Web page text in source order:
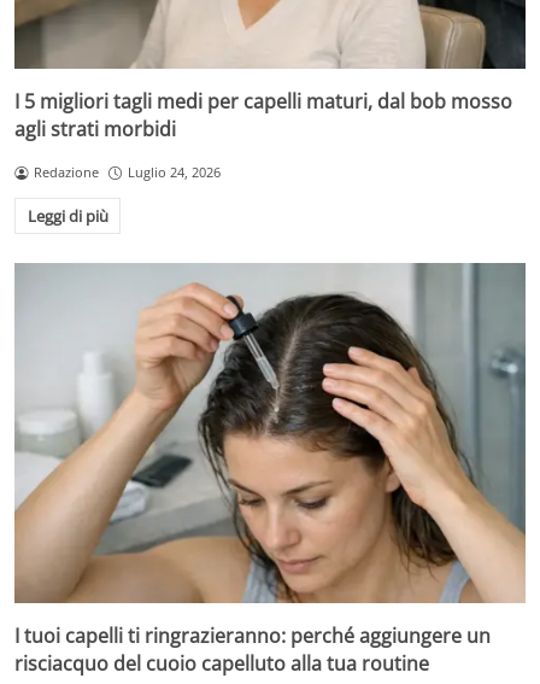
I 5 migliori tagli medi per capelli maturi, dal bob mosso
agli strati morbidi
Redazione Luglio 24, 2026
Leggi di più
I tuoi capelli ti ringrazieranno: perché aggiungere un
risciacquo del cuoio capelluto alla tua routine